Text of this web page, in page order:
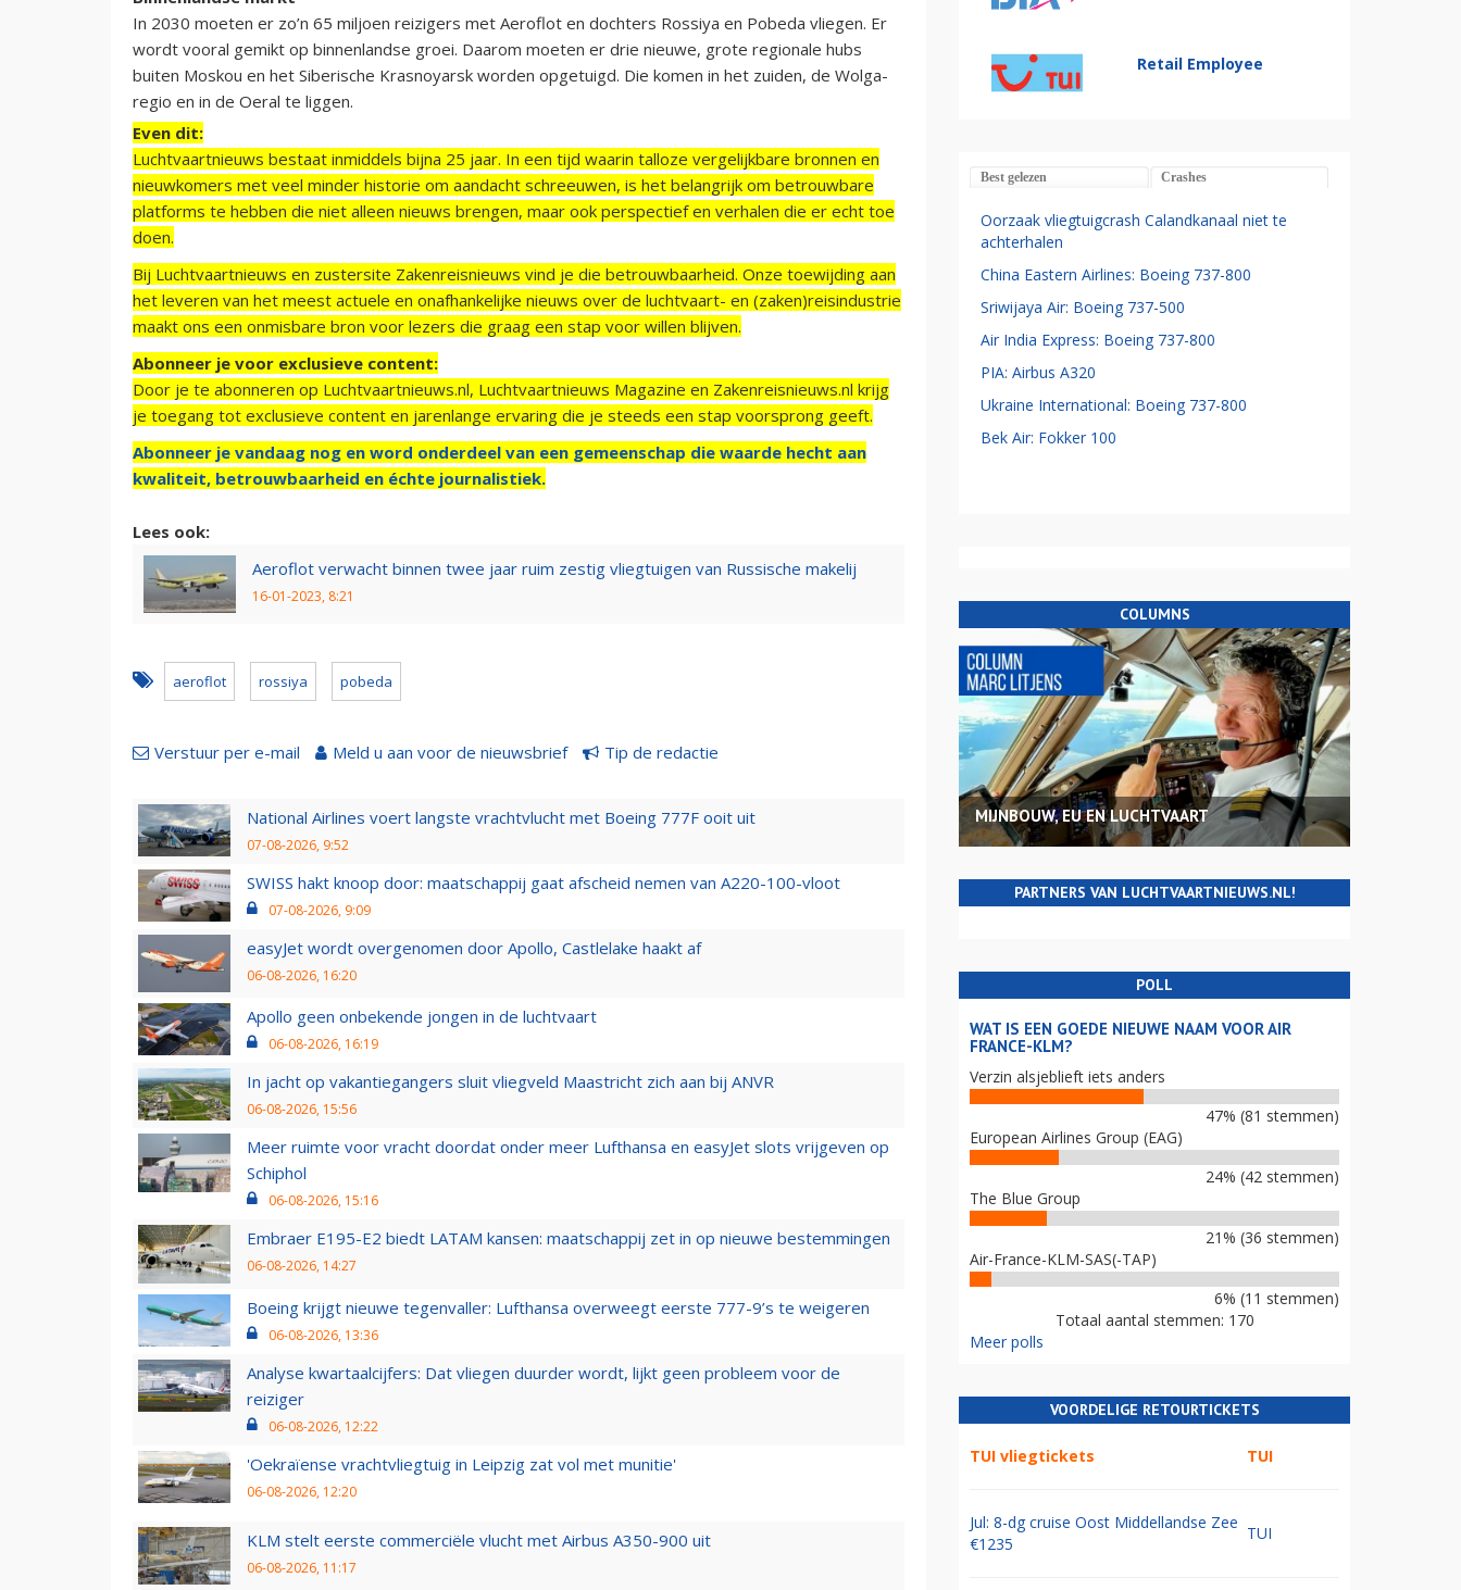
In 2030 moeten er zo’n 65 miljoen reizigers met Aeroflot en dochters Rossiya en Pobeda vliegen. Er
wordt vooral gemikt op binnenlandse groei. Daarom moeten er drie nieuwe, grote regionale hubs
buiten Moskou en het Siberische Krasnoyarsk worden opgetuigd. Die komen in het zuiden, de Wolga-
regio en in de Oeral te liggen.
Even dit:
Luchtvaartnieuws bestaat inmiddels bijna 25 jaar. In een tijd waarin talloze vergelijkbare bronnen en
nieuwkomers met veel minder historie om aandacht schreeuwen, is het belangrijk om betrouwbare
platforms te hebben die niet alleen nieuws brengen, maar ook perspectief en verhalen die er echt toe
doen.
Bij Luchtvaartnieuws en zustersite Zakenreisnieuws vind je die betrouwbaarheid. Onze toewijding aan
het leveren van het meest actuele en onafhankelijke nieuws over de luchtvaart- en (zaken)reisindustrie
maakt ons een onmisbare bron voor lezers die graag een stap voor willen blijven.
Abonneer je voor exclusieve content:
Door je te abonneren op Luchtvaartnieuws.nl, Luchtvaartnieuws Magazine en Zakenreisnieuws.nl krijg
je toegang tot exclusieve content en jarenlange ervaring die je steeds een stap voorsprong geeft.
Abonneer je vandaag nog en word onderdeel van een gemeenschap die waarde hecht aan
kwaliteit, betrouwbaarheid en échte journalistiek.
Lees ook:
Aeroflot verwacht binnen twee jaar ruim zestig vliegtuigen van Russische makelij
16-01-2023, 8:21
aeroflot rossiya pobeda
Verstuur per e-mail Meld u aan voor de nieuwsbrief Tip de redactie
National Airlines voert langste vrachtvlucht met Boeing 777F ooit uit
07-08-2026, 9:52
SWISS hakt knoop door: maatschappij gaat afscheid nemen van A220-100-vloot
07-08-2026, 9:09
easyJet wordt overgenomen door Apollo, Castlelake haakt af
06-08-2026, 16:20
Apollo geen onbekende jongen in de luchtvaart
06-08-2026, 16:19
In jacht op vakantiegangers sluit vliegveld Maastricht zich aan bij ANVR
06-08-2026, 15:56
Meer ruimte voor vracht doordat onder meer Lufthansa en easyJet slots vrijgeven op
Schiphol
06-08-2026, 15:16
Embraer E195-E2 biedt LATAM kansen: maatschappij zet in op nieuwe bestemmingen
06-08-2026, 14:27
Boeing krijgt nieuwe tegenvaller: Lufthansa overweegt eerste 777-9’s te weigeren
06-08-2026, 13:36
Analyse kwartaalcijfers: Dat vliegen duurder wordt, lijkt geen probleem voor de
reiziger
06-08-2026, 12:22
'Oekraïense vrachtvliegtuig in Leipzig zat vol met munitie'
06-08-2026, 12:20
KLM stelt eerste commerciële vlucht met Airbus A350-900 uit
06-08-2026, 11:17
Retail Employee
Best gelezen Crashes
Oorzaak vliegtuigcrash Calandkanaal niet te
achterhalen
China Eastern Airlines: Boeing 737-800
Sriwijaya Air: Boeing 737-500
Air India Express: Boeing 737-800
PIA: Airbus A320
Ukraine International: Boeing 737-800
Bek Air: Fokker 100
COLUMNS
MIJNBOUW, EU EN LUCHTVAART
PARTNERS VAN LUCHTVAARTNIEUWS.NL!
POLL
WAT IS EEN GOEDE NIEUWE NAAM VOOR AIR
FRANCE-KLM?
Verzin alsjeblieft iets anders
47% (81 stemmen)
European Airlines Group (EAG)
24% (42 stemmen)
The Blue Group
21% (36 stemmen)
Air-France-KLM-SAS(-TAP)
6% (11 stemmen)
Totaal aantal stemmen: 170
Meer polls
VOORDELIGE RETOURTICKETS
TUI vliegtickets TUI
Jul: 8-dg cruise Oost Middellandse Zee
€1235
TUI